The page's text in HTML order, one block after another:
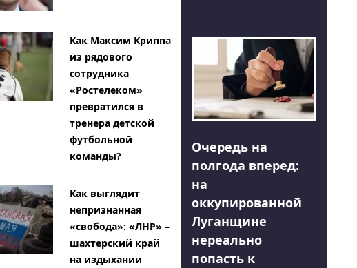
Как Максим Криппа
из рядового
сотрудника
«Ростелеком»
превратился в
тренера детской
футбольной
команды?
Как выглядит
непризнанная
«свобода»: «ЛНР» –
шахтерский край
на издыхании
Очередь на
полгода вперед:
на
оккупированной
Луганщине
нереально
попасть к